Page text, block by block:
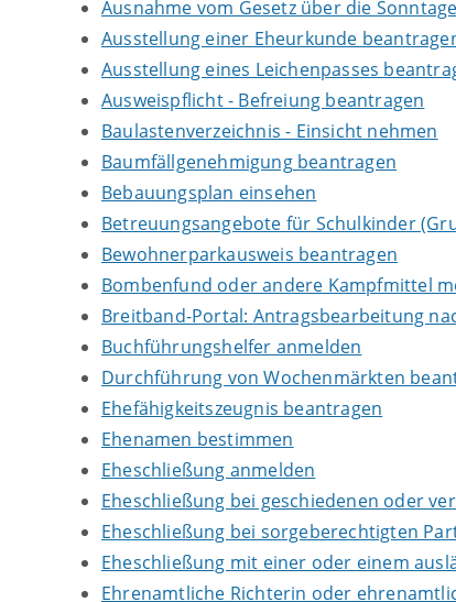
Ausnahme vom Gesetz über die
Ausstellung einer Eheurkunde
Ausstellung eines Leichenpasses
Ausweispflicht - Befreiung beantragen
Baulastenverzeichnis - Einsicht nehmen
Baumfällgenehmigung beantragen
Bebauungsplan einsehen
Betreuungsangebote für Schulkinder
Bewohnerparkausweis beantragen
Bombenfund oder andere Kampfmittel
Breitband-Portal: Antragsbearbeitung
Buchführungshelfer anmelden
Durchführung von Wochenmärkten
Ehefähigkeitszeugnis beantragen
Ehenamen bestimmen
Eheschließung anmelden
Eheschließung bei geschiedenen oder
Eheschließung bei sorgeberechtigten
Eheschließung mit einer oder einem
Ehrenamtliche Richterin oder